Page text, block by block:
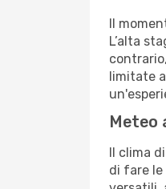
Il
L’alta
limitate
Meteo
Il clima
di fare le